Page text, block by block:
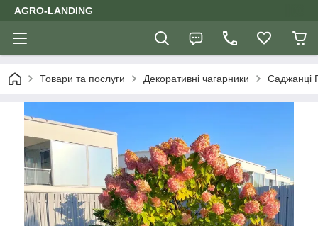
AGRO-LANDING
Товари та послуги Декоративні чагарники Саджанці